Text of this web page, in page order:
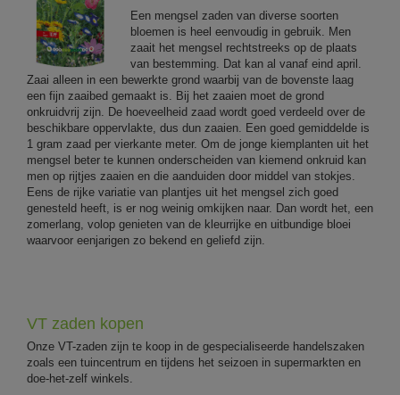
Een mengsel zaden van diverse soorten
bloemen is heel eenvoudig in gebruik. Men
zaait het mengsel rechtstreeks op de plaats
van bestemming. Dat kan al vanaf eind april.
Zaai alleen in een bewerkte grond waarbij van de bovenste laag
een fijn zaaibed gemaakt is. Bij het zaaien moet de grond
onkruidvrij zijn. De hoeveelheid zaad wordt goed verdeeld over de
beschikbare oppervlakte, dus dun zaaien. Een goed gemiddelde is
1 gram zaad per vierkante meter. Om de jonge kiemplanten uit het
mengsel beter te kunnen onderscheiden van kiemend onkruid kan
men op rijtjes zaaien en die aanduiden door middel van stokjes.
Eens de rijke variatie van plantjes uit het mengsel zich goed
genesteld heeft, is er nog weinig omkijken naar. Dan wordt het, een
zomerlang, volop genieten van de kleurrijke en uitbundige bloei
waarvoor eenjarigen zo bekend en geliefd zijn.
VT zaden kopen
Onze VT-zaden zijn te koop in de gespecialiseerde handelszaken
zoals een tuincentrum en tijdens het seizoen in supermarkten en
doe-het-zelf winkels.